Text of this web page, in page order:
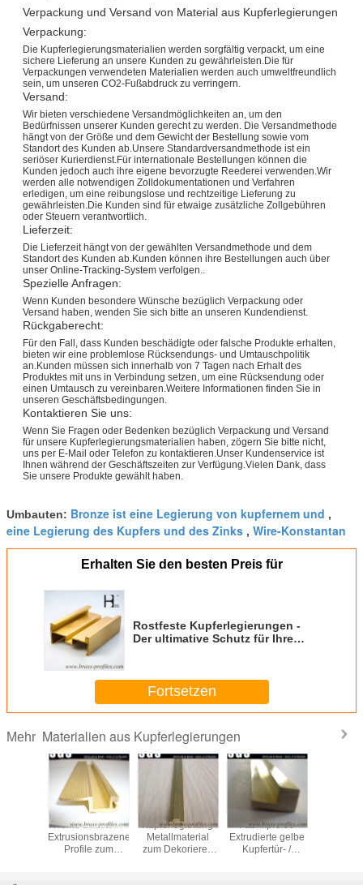
Verpackung und Versand von Material aus Kupferlegierungen
Verpackung:
Die Kupferlegierungsmaterialien werden sorgfältig verpackt, um eine
sichere Lieferung an unsere Kunden zu gewährleisten.Die für
Verpackungen verwendeten Materialien werden auch umweltfreundlich
sein, um unseren CO2-Fußabdruck zu verringern.
Versand:
Wir bieten verschiedene Versandmöglichkeiten an, um den
Bedürfnissen unserer Kunden gerecht zu werden. Die Versandmethode
hängt von der Größe und dem Gewicht der Bestellung sowie vom
Standort des Kunden ab.Unsere Standardversandmethode ist ein
seriöser Kurierdienst.Für internationale Bestellungen können die
Kunden jedoch auch ihre eigene bevorzugte Reederei verwenden.Wir
werden alle notwendigen Zolldokumentationen und Verfahren
erledigen, um eine reibungslose und rechtzeitige Lieferung zu
gewährleisten.Die Kunden sind für etwaige zusätzliche Zollgebühren
oder Steuern verantwortlich.
Lieferzeit:
Die Lieferzeit hängt von der gewählten Versandmethode und dem
Standort des Kunden ab.Kunden können ihre Bestellungen auch über
unser Online-Tracking-System verfolgen..
Spezielle Anfragen:
Wenn Kunden besondere Wünsche bezüglich Verpackung oder
Versand haben, wenden Sie sich bitte an unseren Kundendienst.
Rückgaberecht:
Für den Fall, dass Kunden beschädigte oder falsche Produkte erhalten,
bieten wir eine problemlose Rücksendungs- und Umtauschpolitik
an.Kunden müssen sich innerhalb von 7 Tagen nach Erhalt des
Produktes mit uns in Verbindung setzen, um eine Rücksendung oder
einen Umtausch zu vereinbaren.Weitere Informationen finden Sie in
unseren Geschäftsbedingungen.
Kontaktieren Sie uns:
Wenn Sie Fragen oder Bedenken bezüglich Verpackung und Versand
für unsere Kupferlegierungsmaterialien haben, zögern Sie bitte nicht,
uns per E-Mail oder Telefon zu kontaktieren.Unser Kundenservice ist
Ihnen während der Geschäftszeiten zur Verfügung.Vielen Dank, dass
Sie unsere Produkte gewählt haben.
Umbauten: Bronze ist eine Legierung von kupfernem und ,
eine Legierung des Kupfers und des Zinks , Wire-Konstantan
Erhalten Sie den besten Preis für
Rostfeste Kupferlegierungen -
Der ultimative Schutz für Ihre
Fortsetzen
Mehr Materialien aus Kupferlegierungen
Fabrikpreise
gelbe
C3604 Costom
Kupferlegierung
Hardware Blei
C38500 Kupfer-
Brass-Extrusions-
Abschnitte aus
Messing C38500
Hpb58 Fertigung
von Fenstern /